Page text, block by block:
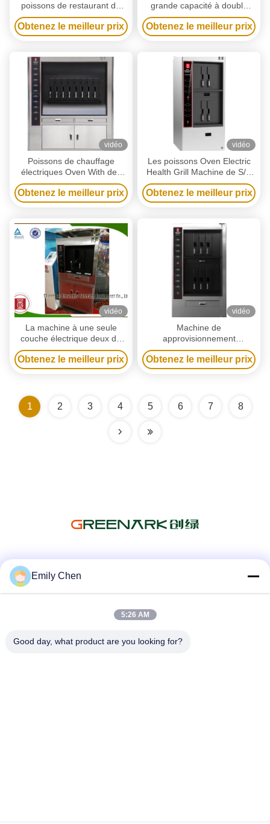
poissons de restaurant de
grilles de la double couche 4
Obtenez le meilleur prix
grande capacité à double
couche 4 Grille à poisson
Obtenez le meilleur prix
vidéo
Poissons de chauffage
électriques Oven With des
poissons 20KW de machine
à une seule couche de gril
les 8 espaces
Obtenez le meilleur prix
vidéo
Les poissons Oven Electric
Health Grill Machine de S/S
ont adapté la certification aux
besoins du client ISO9001
Obtenez le meilleur prix
vidéo
La machine à une seule
couche électrique deux de
gril de poissons d'acier
inoxydable pêche les
espaces
Obtenez le meilleur prix
vidéo
Machine de
approvisionnement
commerciale de gril de
poissons de grilles de la
double couche 6
Obtenez le meilleur prix
1 2 3 4 5 6 7 8
Emily Chen
5:26 AM
Good day, what product are you looking for?